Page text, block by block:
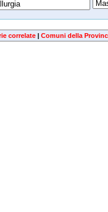
correlate | Comuni della